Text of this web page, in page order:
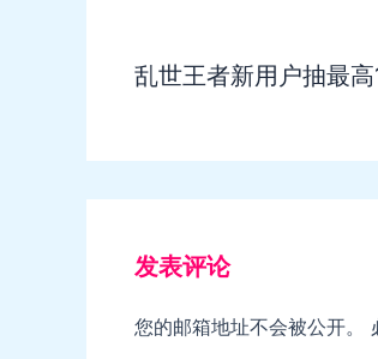
乱世王者新用户抽最
发表评论
您的邮箱地址不会被公开。